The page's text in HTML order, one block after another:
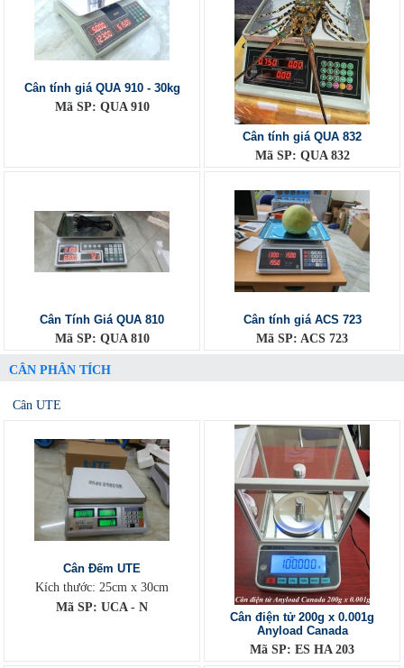
Cân tính giá QUA 910 - 30kg
Mã SP: QUA 910
Cân tính giá QUA 832
Mã SP: QUA 832
Cân Tính Giá QUA 810
Mã SP: QUA 810
Cân tính giá ACS 723
Mã SP: ACS 723
CÂN PHÂN TÍCH
Cân UTE
Cân Đếm UTE
Kích thước: 25cm x 30cm
Mã SP: UCA - N
Cân điện tử 200g x 0.001g
Anyload Canada
Mã SP: ES HA 203